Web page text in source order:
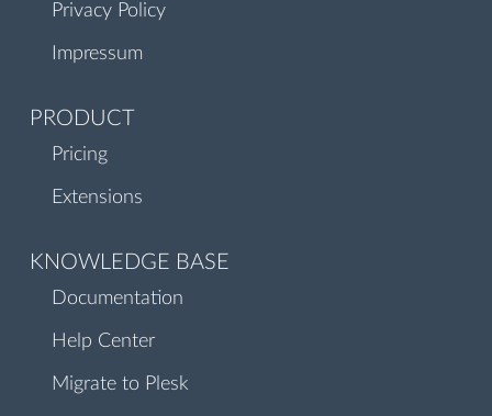
Privacy Policy
Impressum
PRODUCT
Pricing
Extensions
KNOWLEDGE BASE
Documentation
Help Center
Migrate to Plesk